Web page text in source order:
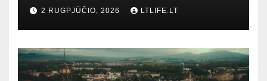
2 RUGPJŪČIO, 2026 LTLIFE.LT